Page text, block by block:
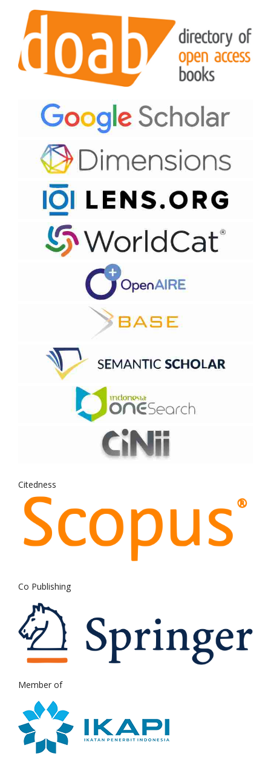
Citedness
Co Publishing
Member of